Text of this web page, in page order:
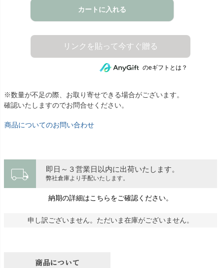
カートに入れる
のeギフトとは？
※数量が不足の際、お取り寄せできる場合がございます。
確認いたしますのでお問合せください。
商品についてのお問い合わせ
local_shipping 即日～３営業日以内に出荷いたします。
弊社倉庫より手配いたします。
納期の詳細はこちらをご確認ください。
申し訳ございません。ただいま在庫がございません。
商品について